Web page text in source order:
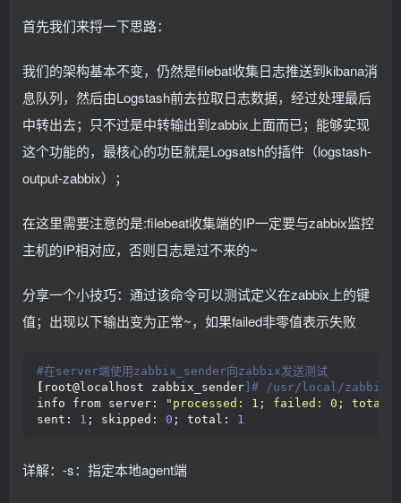
首先我们来捋一下思路：
我们的架构基本不变，仍然是filebat收集日志推送到kibana消
息队列，然后由Logstash前去拉取日志数据，经过处理最后
中转出去；只不过是中转输出到zabbix上面而已；能够实现
这个功能的，最核心的功臣就是Logsatsh的插件（logstash-
output-zabbix）；
在这里需要注意的是:filebeat收集端的IP一定要与zabbix监控
主机的IP相对应，否则日志是过不来的~
分享一个小技巧：通过该命令可以测试定义在zabbix上的键
值；出现以下输出变为正常~，如果failed非零值表示失败
#在server端使用zabbix_sender向zabbix发送测试
[ root@localhost zabbix_sender]# /usr/local/zabbix/
info from server:
"processed: 1; failed: 0; total:
sent: 1 ; skipped: 0 ; total: 1
详解：-s：指定本地agent端